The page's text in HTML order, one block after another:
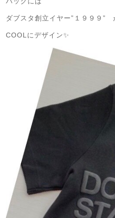
ダブスタ創立イヤー”１９９９”
COOLにデザイン✨